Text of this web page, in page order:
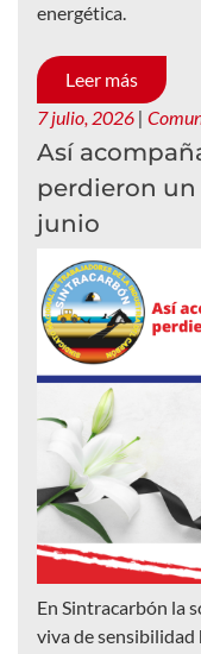
energética.
Leer más
7 julio, 2026 |
Así
perdieron
junio
En Sintracarbón la
viva de sensibilidad